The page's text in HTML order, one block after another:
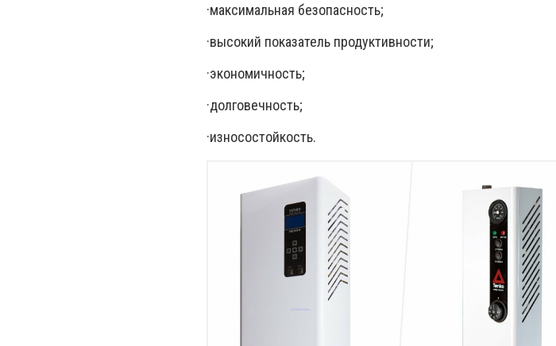
·максимальная безопасность;
·высокий показатель продуктивности;
·экономичность;
·долговечность;
·износостойкость.